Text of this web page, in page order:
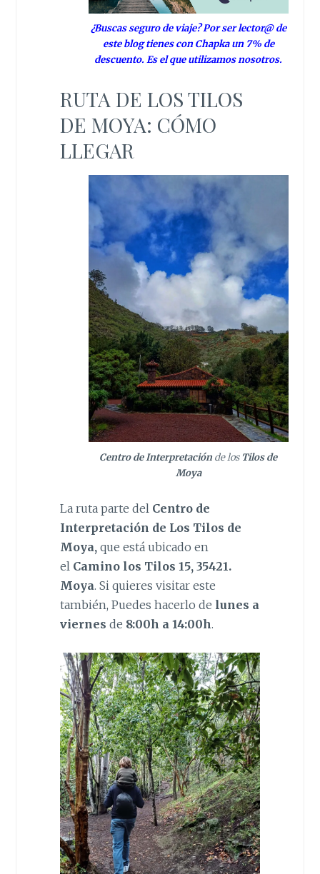
¿Buscas seguro de viaje? Por ser lector@ de
este blog tienes con Chapka un 7% de
descuento. Es el que utilizamos nosotros.
RUTA DE LOS TILOS
DE MOYA: CÓMO
LLEGAR
Centro de Interpretación de losTilos de
Moya
La ruta parte del Centro de
Interpretación de Los Tilos de
Moya,que está ubicado en
el Camino los Tilos 15, 35421.
Moya. Si quieres visitar este
también, Puedes hacerlo de lunes a
viernes de 8:00h a 14:00h.